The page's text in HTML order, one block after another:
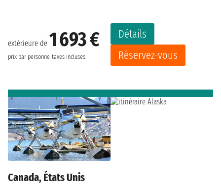
extérieure de 1 693 €
prix par personne taxes incluses
Détails
Réservez-vous
Canada, États Unis